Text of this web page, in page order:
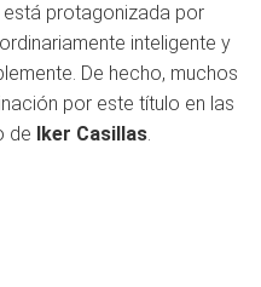
está protagonizada por
inteligente y
De hecho, muchos
por este título en las
de Iker Casillas.